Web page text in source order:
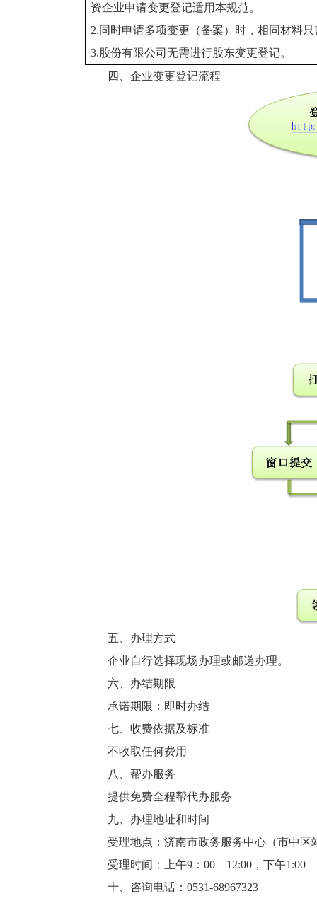
资企业申请变更登记适用本规范。
2.同时申请多项变更（备案）时，相同材料
3. 股份有限公司无需进行股东变更登记。
四、企业变更登记流程
五、办理方式
企业自行选择现场办理或邮递办理。
六、办结期限
承诺期限：即时办结
七、收费依据及标准
不收取任何费用
八、帮办服务
提供免费全程帮代办服务
九、办理地址和时间
受理地点：济南市政务服务中心（市中区
受理时间：上午9：00—12:00，下午
十、咨询电话：0531-68967323